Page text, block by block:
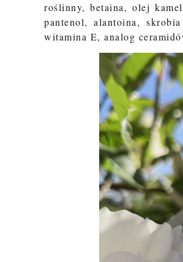
roślinny, betaina, olej
pantenol, alantoina,
witamina E, analog